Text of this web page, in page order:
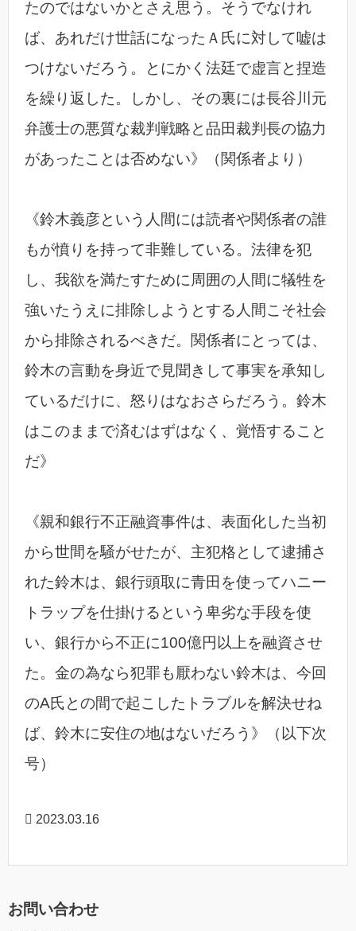
たのではないかとさえ思う。そうでなけれ
ば、あれだけ世話になったＡ氏に対して嘘は
つけないだろう。とにかく法廷で虚言と捏造
を繰り返した。しかし、その裏には長谷川元
弁護士の悪質な裁判戦略と品田裁判長の協力
があったことは否めない》（関係者より）
《鈴木義彦という人間には読者や関係者の誰
もが憤りを持って非難している。法律を犯
し、我欲を満たすために周囲の人間に犠牲を
強いたうえに排除しようとする人間こそ社会
から排除されるべきだ。関係者にとっては、
鈴木の言動を身近で見聞きして事実を承知し
ているだけに、怒りはなおさらだろう。鈴木
はこのままで済むはずはなく、覚悟すること
だ》
《親和銀行不正融資事件は、表面化した当初
から世間を騒がせたが、主犯格として逮捕さ
れた鈴木は、銀行頭取に青田を使ってハニー
トラップを仕掛けるという卑劣な手段を使
い、銀行から不正に100億円以上を融資させ
た。金の為なら犯罪も厭わない鈴木は、今回
のA氏との間で起こしたトラブルを解決せね
ば、鈴木に安住の地はないだろう》（以下次
号）
2023.03.16
お問い合わせ